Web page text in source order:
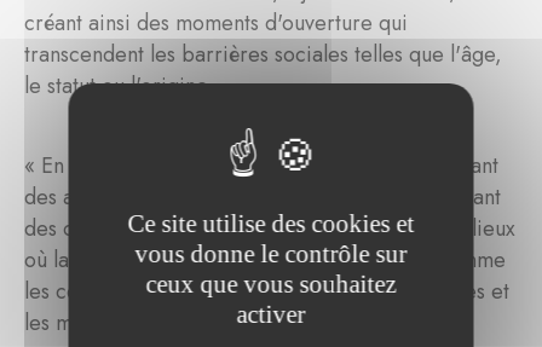
créant ainsi des moments d'ouverture qui
transcendent les barrières sociales telles que l'âge,
le statut ou l'origine.
« En Résonance ! » élargit ces efforts en organisant
des ateliers d'improvisation au piano et en formant
des chorales temporaires, notamment dans des lieux
où la musique classique est moins présente, comme
les centres pour réfugiés, les centres pour jeunes et
les maisons de retraite.
Ce site utilise des cookies et
vous donne le contrôle sur
ceux que vous souhaitez
activer